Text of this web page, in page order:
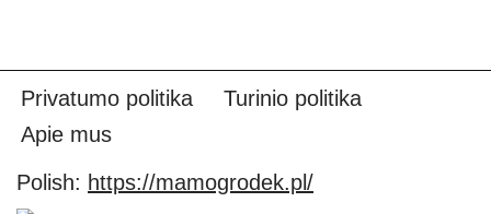
Privatumo politika
Turinio politika
Apie mus
Polish: https://mamogrodek.pl/